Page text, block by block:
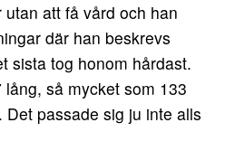
att få vård och han
där han beskrevs
sista tog honom hårdast.
så mycket som 133
passade sig ju inte alls